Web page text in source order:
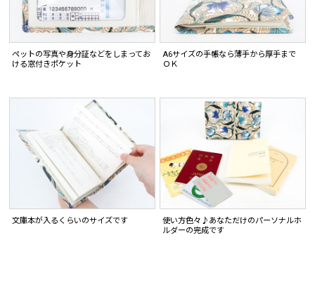
ペットの写真や身分証などをしまってお
ける窓付きポケット
A6サイズの手帳なら薄手から厚手まで
ＯＫ
文庫本が入るくらいのサイズです
使い方色々♪あなただけのパーソナルホ
ルダーの完成です